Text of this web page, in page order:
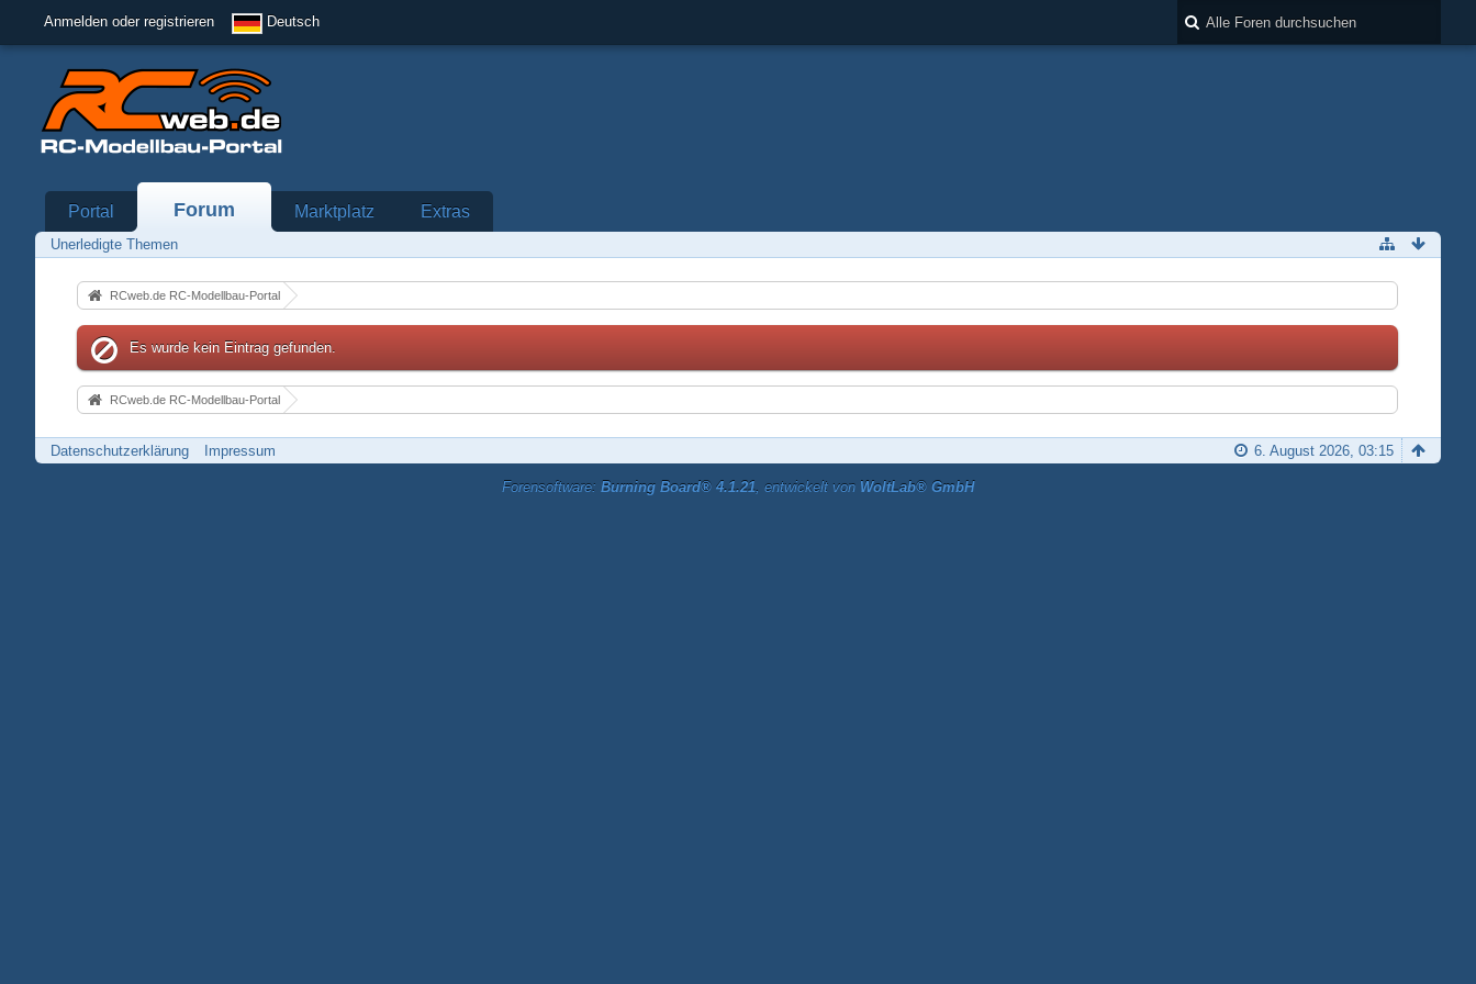
Anmelden oder registrieren Deutsch
Portal Forum Marktplatz Extras
Unerledigte Themen
RCweb.de RC-Modellbau-Portal
Es wurde kein Eintrag gefunden.
RCweb.de RC-Modellbau-Portal
Datenschutzerklärung Impressum 6. August 2026, 03:15
Forensoftware: Burning Board® 4.1.21, entwickelt von WoltLab® GmbH